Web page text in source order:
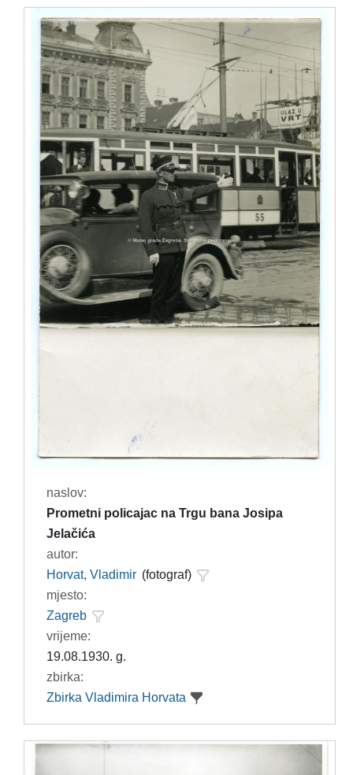
naslov:
Prometni policajac na Trgu bana Josipa
Jelačića
autor:
Horvat, Vladimir (fotograf)
mjesto:
Zagreb
vrijeme:
19.08.1930. g.
zbirka:
Zbirka Vladimira Horvata